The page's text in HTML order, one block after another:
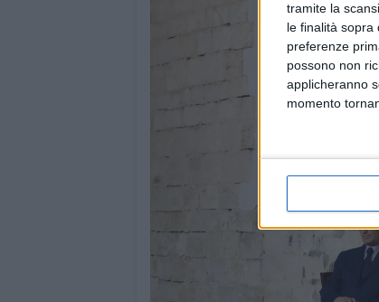
tramite la
le finalità sopra
preferenze
possono non
applicheranno
momento